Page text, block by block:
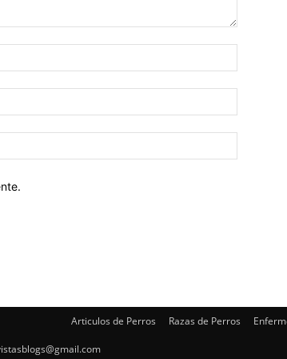
Articulos de Perros Razas de Perros